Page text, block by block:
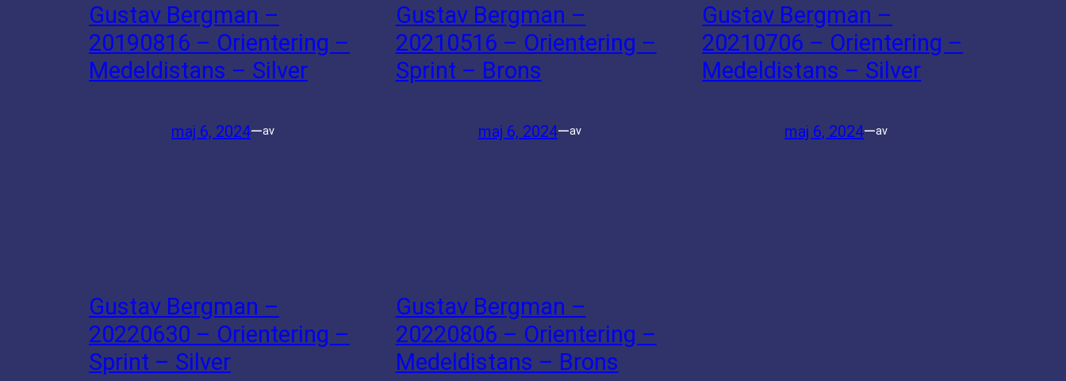
Gustav Bergman –
20190816 – Orientering –
Medeldistans – Silver
maj 6, 2024—av
Gustav Bergman –
20210516 – Orientering –
Sprint – Brons
maj 6, 2024—av
Gustav Bergman –
20210706 – Orientering –
Medeldistans – Silver
maj 6, 2024—av
Gustav Bergman –
20220630 – Orientering –
Sprint – Silver
Gustav Bergman –
20220806 – Orientering –
Medeldistans – Brons